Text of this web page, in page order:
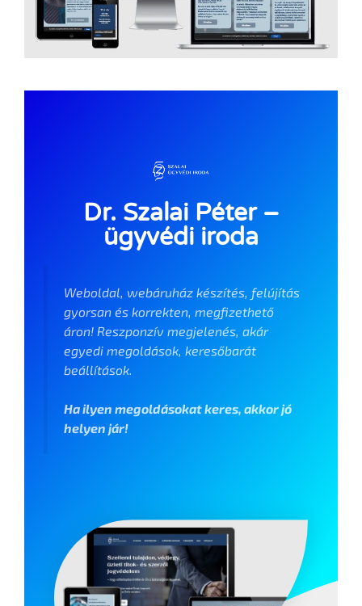
Dr. Szalai Péter –
ügyvédi iroda
Weboldal, webáruház készítés, felújítás
gyorsan és korrekten, megfizethető
áron! Reszponzív megjelenés, akár
egyedi megoldások, keresőbarát
beállítások.
Ha ilyen megoldásokat keres, akkor jó
helyen jár!